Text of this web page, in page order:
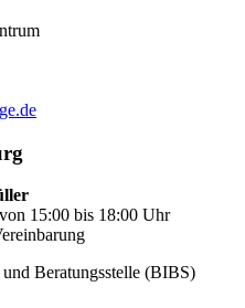
15:00 bis 18:00 Uhr
Beratungsstelle (BIBS)